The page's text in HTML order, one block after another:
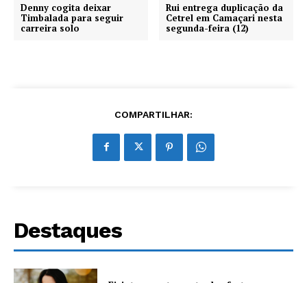
Denny cogita deixar
Timbalada para seguir
carreira solo
Rui entrega duplicação da
Cetrel em Camaçari nesta
segunda-feira (12)
COMPARTILHAR:
Destaques